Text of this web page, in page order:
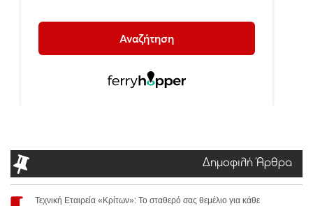
Δημοφιλή Άρθρα
Τεχνική Εταιρεία «Κρίτων»: Το σταθερό σας θεμέλιο για κάθε